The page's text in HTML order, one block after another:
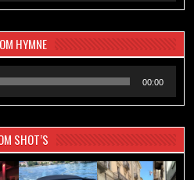
HYMNE
00:00
SHOT’S